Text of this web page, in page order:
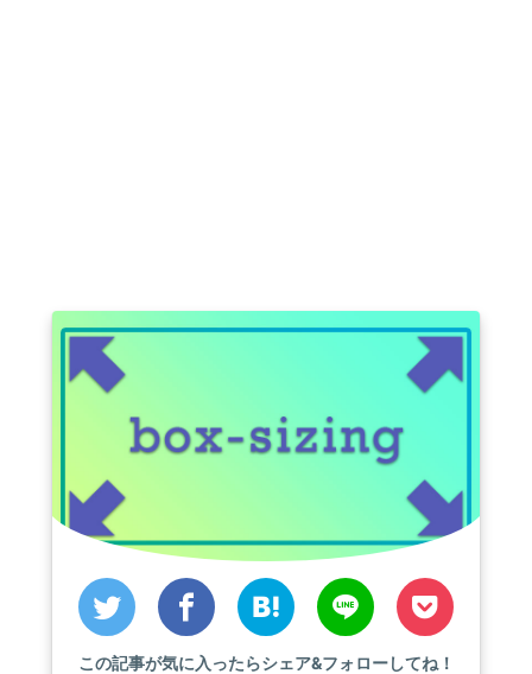
この記事が気に入ったらシェア&フォローしてね！